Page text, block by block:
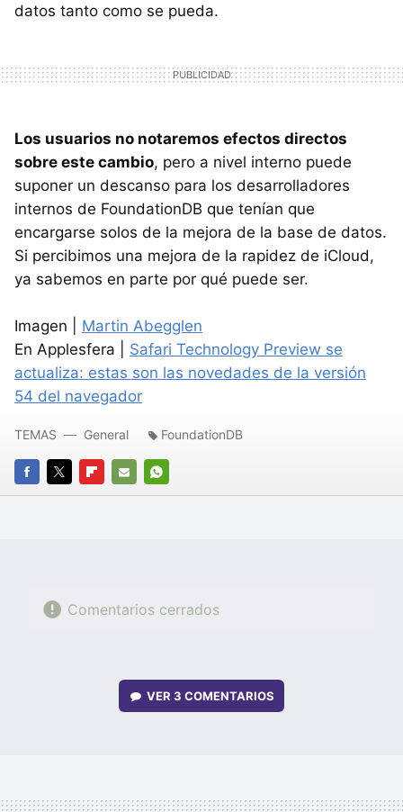
datos tanto como se pueda.
Los usuarios no notaremos efectos directos
sobre este cambio, pero a nivel interno puede
suponer un descanso para los desarrolladores
internos de FoundationDB que tenían que
encargarse solos de la mejora de la base de datos.
Si percibimos una mejora de la rapidez de iCloud,
ya sabemos en parte por qué puede ser.
Imagen | Martin Abegglen
En Applesfera | Safari Technology Preview se
actualiza: estas son las novedades de la versión
54 del navegador
FACEBOOK
TWITTERFLIPBOARD
E-
WHATSAPP
TEMAS General FoundationDB
Comentarios cerrados
VER 3 COMENTARIOS